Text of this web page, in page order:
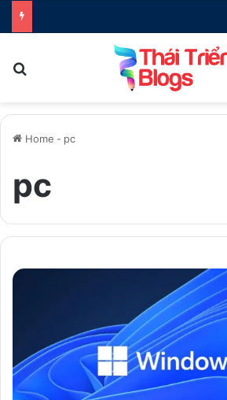
Home - pc
pc